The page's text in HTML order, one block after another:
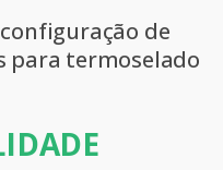
de
para termoselado